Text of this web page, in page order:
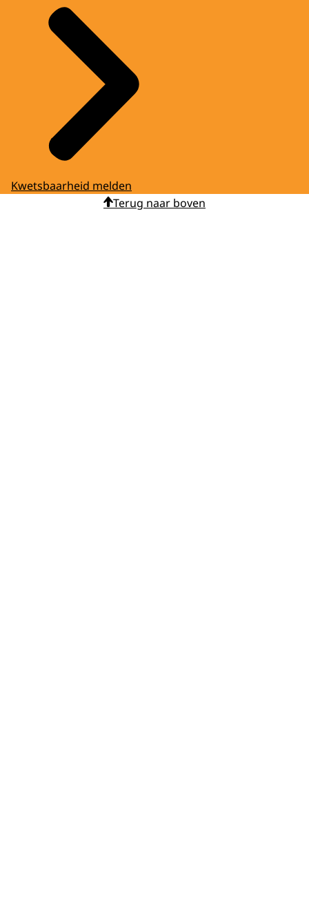
Kwetsbaarheid melden
Terug naar boven